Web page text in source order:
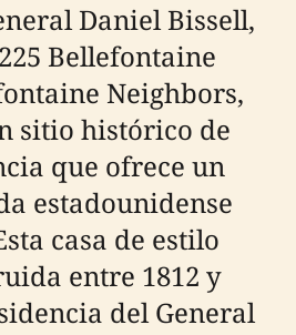
Daniel Bissell,
Bellefontaine
Neighbors,
sitio histórico de
que ofrece un
estadounidense
casa de estilo
entre 1812 y
del General